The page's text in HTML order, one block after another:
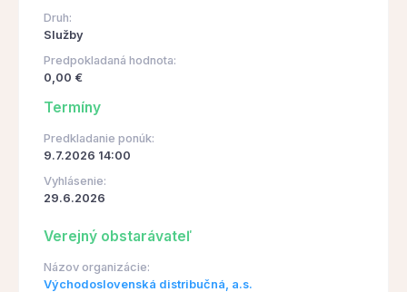
Druh:
Služby
Predpokladaná hodnota:
0,00 €
Termíny
Predkladanie ponúk:
9.7.2026 14:00
Vyhlásenie:
29.6.2026
Verejný obstarávateľ
Názov organizácie:
Východoslovenská distribučná, a.s.